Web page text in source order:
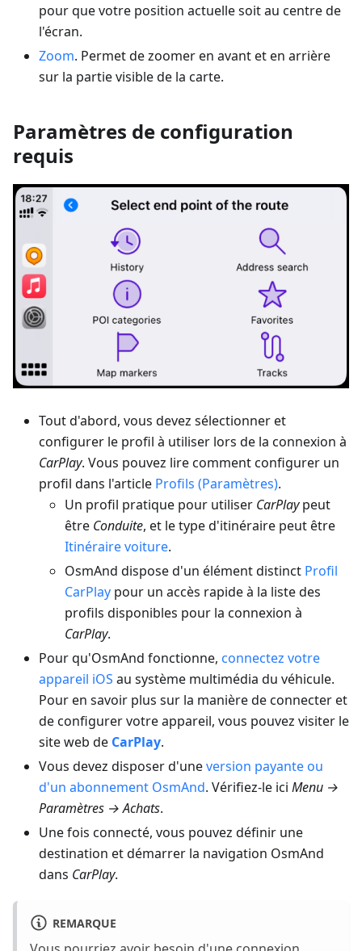
pour que votre position actuelle soit au centre de
l'écran.
Zoom. Permet de zoomer en avant et en arrière
sur la partie visible de la carte.
Paramètres de configuration
requis
Tout d'abord, vous devez sélectionner et
configurer le profil à utiliser lors de la connexion à
CarPlay. Vous pouvez lire comment configurer un
profil dans l'article Profils (Paramètres).
Un profil pratique pour utiliser CarPlaypeut
être Conduite, et le type d'itinéraire peut être
Itinéraire voiture.
OsmAnd dispose d'un élément distinct Profil
CarPlay pour un accès rapide à la liste des
profils disponibles pour la connexion à
CarPlay.
Pour qu'OsmAnd fonctionne, connectez votre
appareil iOS au système multimédia du véhicule.
Pour en savoir plus sur la manière de connecter et
de configurer votre appareil, vous pouvez visiter le
site web de CarPlay.
Vous devez disposer d'uneversion payante ou
d'un abonnement OsmAnd. Vérifiez-le ici Menu →
Paramètres → Achats.
Une fois connecté, vous pouvez définir une
destination et démarrer la navigation OsmAnd
dans CarPlay.
REMARQUE